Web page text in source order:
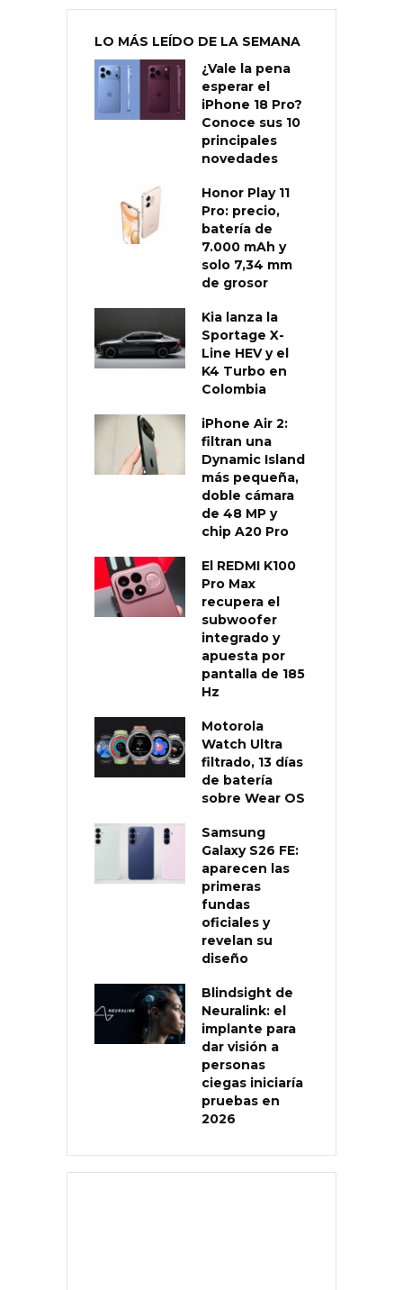
LO MÁS LEÍDO DE LA SEMANA
¿Vale la pena
esperar el
iPhone 18 Pro?
Conoce sus 10
principales
novedades
Honor Play 11
Pro: precio,
batería de
7.000 mAh y
solo 7,34 mm
de grosor
Kia lanza la
Sportage X-
Line HEV y el
K4 Turbo en
Colombia
iPhone Air 2:
filtran una
Dynamic Island
más pequeña,
doble cámara
de 48 MP y
chip A20 Pro
El REDMI K100
Pro Max
recupera el
subwoofer
integrado y
apuesta por
pantalla de 185
Hz
Motorola
Watch Ultra
filtrado, 13 días
de batería
sobre Wear OS
Samsung
Galaxy S26 FE:
aparecen las
primeras
fundas
oficiales y
revelan su
diseño
Blindsight de
Neuralink: el
implante para
dar visión a
personas
ciegas iniciaría
pruebas en
2026